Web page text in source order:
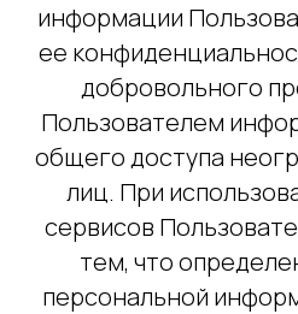
информации
ее
добровольного
Пользователем
общего доступа
лиц. При
сервисов
тем, что
персональной